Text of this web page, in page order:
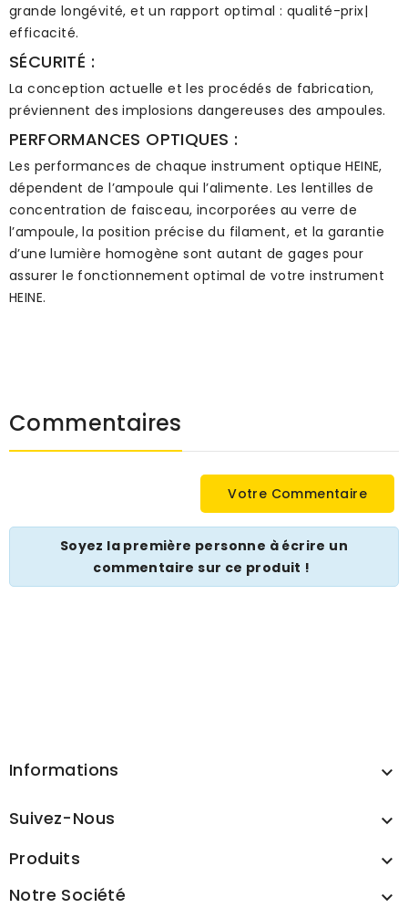
grande longévité, et un rapport optimal : qualité-prix|
efficacité.
SÉCURITÉ :
La conception actuelle et les procédés de fabrication,
préviennent des implosions dangereuses des ampoules.
PERFORMANCES OPTIQUES :
Les performances de chaque instrument optique HEINE,
dépendent de l’ampoule qui l’alimente. Les lentilles de
concentration de faisceau, incorporées au verre de
l’ampoule, la position précise du filament, et la garantie
d’une lumière homogène sont autant de gages pour
assurer le fonctionnement optimal de votre instrument
HEINE.
Commentaires
Votre Commentaire
Soyez la première personne à écrire un
commentaire sur ce produit !
Informations 
Suivez-Nous 
Produits 
Notre Société 